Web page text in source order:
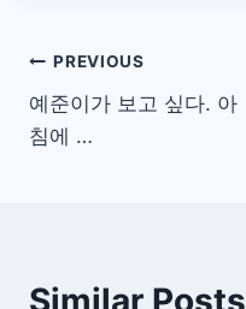
글
탐
PREVIOUS
예준이가 보고 싶다. 아
침에 …
Similar Posts